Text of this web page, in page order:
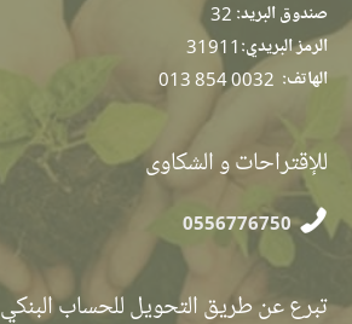
صندوق البريد:
الرمز البريدي: 31911
الهاتف: 013 854 0032
للإقتراحات و الشكاوى
0556776750
تبرع عن طريق التحويل للحساب البنكي